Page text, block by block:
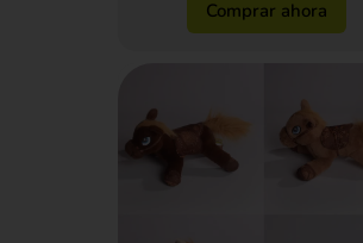
Comprar ahora